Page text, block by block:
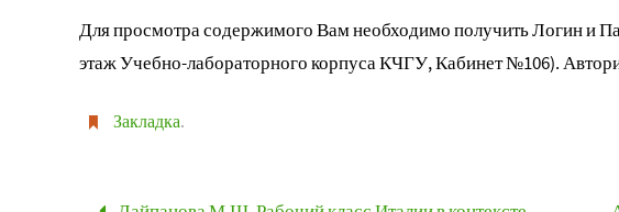
Для просмотра содержимого Вам необходимо получить Логин и
этаж Учебно-лабораторного корпуса КЧГУ, Кабинет №106).
Закладка.